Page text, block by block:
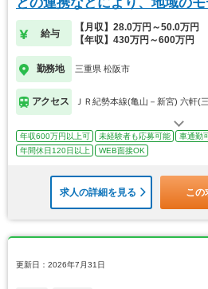
ます
給与
【月収】28.0万円～50.0万円
【年収】430万円～600万円
勤務地 三重県 松阪市
アクセス ＪＲ紀勢本線(亀山－新宮) 六軒(
年収600万円以上可 未経験者も応募可能 車通勤
年間休日120日以上
WEB面接OK
求人の詳細を見る この
更新日：2026年7月31日